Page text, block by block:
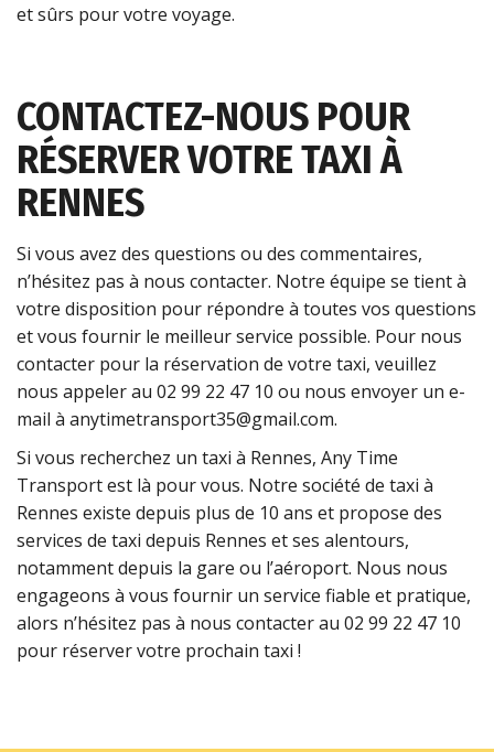
et sûrs pour votre voyage.
CONTACTEZ-NOUS POUR
RÉSERVER VOTRE TAXI À
RENNES
Si vous avez des questions ou des commentaires,
n’hésitez pas à nous contacter. Notre équipe se tient à
votre disposition pour répondre à toutes vos questions
et vous fournir le meilleur service possible. Pour nous
contacter pour la réservation de votre taxi, veuillez
nous appeler au 02 99 22 47 10 ou nous envoyer un e-
mail à anytimetransport35@gmail.com.
Si vous recherchez un taxi à Rennes, Any Time
Transport est là pour vous. Notre société de taxi à
Rennes existe depuis plus de 10 ans et propose des
services de taxi depuis Rennes et ses alentours,
notamment depuis la gare ou l’aéroport. Nous nous
engageons à vous fournir un service fiable et pratique,
alors n’hésitez pas à nous contacter au 02 99 22 47 10
pour réserver votre prochain taxi !